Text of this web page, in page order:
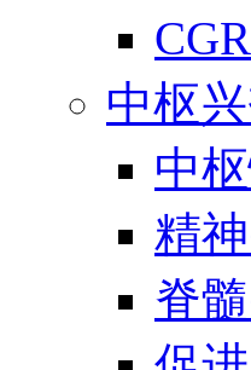
中枢
中
精
脊